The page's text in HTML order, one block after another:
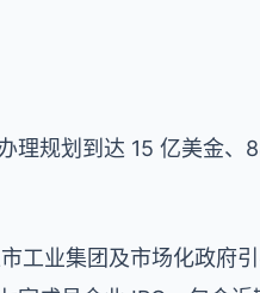
理规划到达 15 亿美金、
工业集团及市场化政府